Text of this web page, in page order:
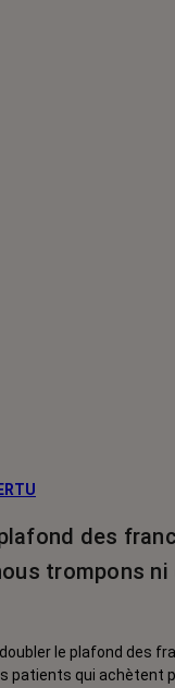
des
trompons ni
le plafond des
patients qui achètent